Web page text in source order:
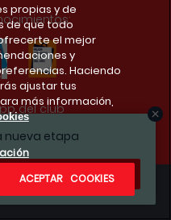
nueva etapa
del club
propias y de
de que todo
el mejor
y
Haciendo
ajustar tus
más información,
ACEPTAR COOKIES